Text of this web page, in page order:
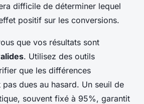
difficile de déterminer lequel
positif sur les conversions.
que vos résultats sont
. Utilisez des outils
que les différences
dues au hasard. Un seuil de
souvent fixé à 95%, garantit